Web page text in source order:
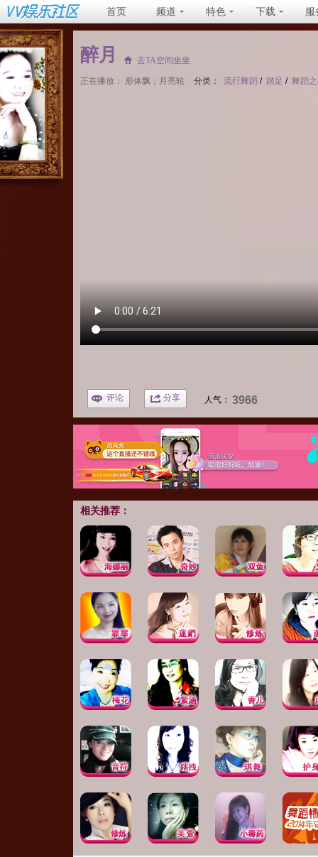
首页 频道 特色 下载 服
醉月 去TA空间坐坐
正在播放： 形体飘；月亮轮 分类： 流行舞蹈 / 踏足 / 舞蹈
评论 分享 人气： 3966
相关推荐：